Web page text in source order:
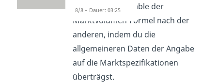
einfach eine Variable der
Marktvolumen-Formel nach der
anderen, indem du die
allgemeineren Daten der Angabe
auf die Marktspezifikationen
überträgst.
8/8 – Dauer: 03:25